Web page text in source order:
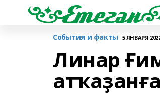
События и факты 5 ЯНВАРЯ
Линар